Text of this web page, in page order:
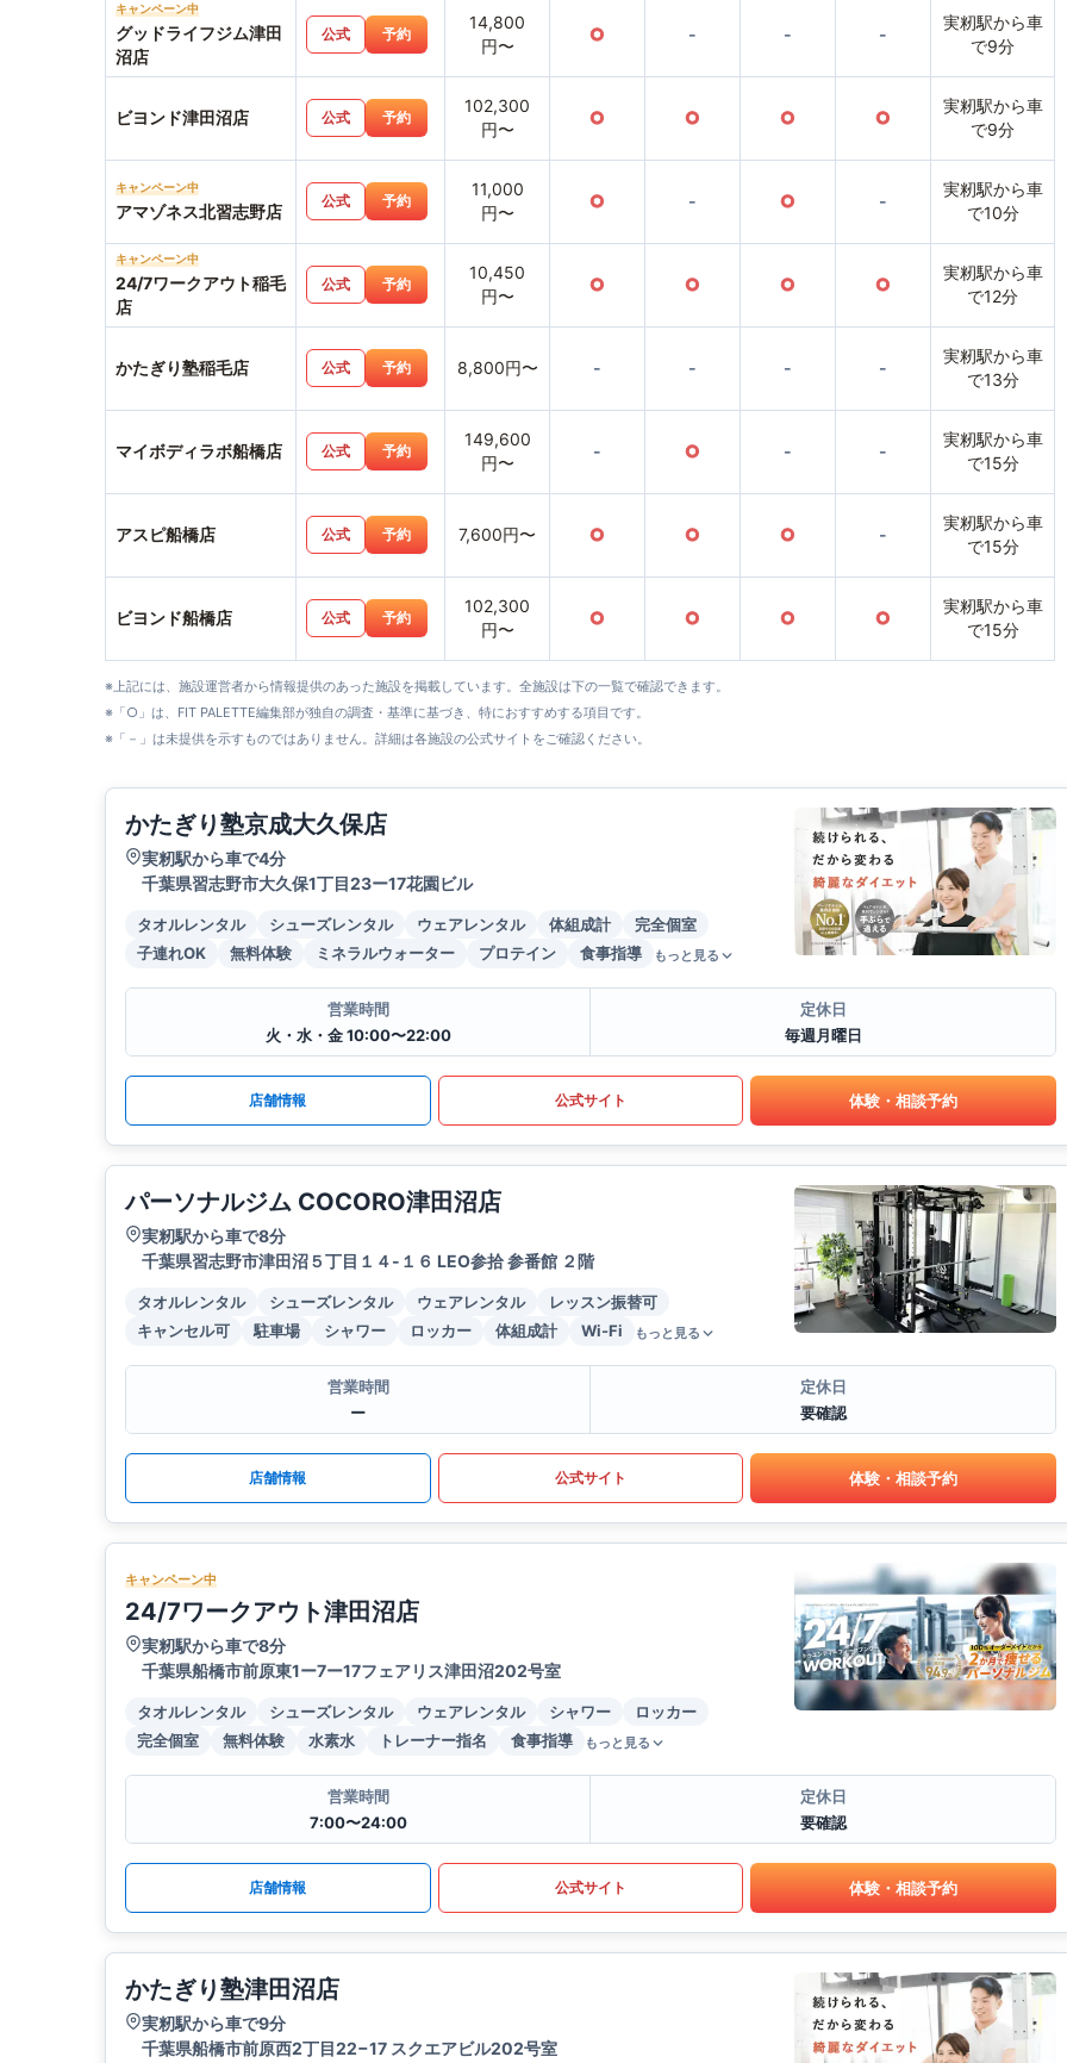
キャンペーン中
グッドライフジム津田
沼店
公式 予約
14,800
円〜
○ - - -
実籾駅から車
で9分
ビヨンド津田沼店 公式 予約
102,300
円〜
○ ○ ○ ○
実籾駅から車
で9分
キャンペーン中
アマゾネス北習志野店
公式 予約
11,000
円〜
○ - ○ -
実籾駅から車
で10分
キャンペーン中
24/7ワークアウト稲毛
店
公式 予約
10,450
円〜
○ ○ ○ ○
実籾駅から車
で12分
かたぎり塾稲毛店 公式 予約 8,800円〜 - - - -
実籾駅から車
で13分
マイボディラボ船橋店 公式 予約
149,600
円〜
- ○ - -
実籾駅から車
で15分
アスピ船橋店 公式 予約 7,600円〜 ○ ○ ○ -
実籾駅から車
で15分
ビヨンド船橋店 公式 予約
102,300
円〜
○ ○ ○ ○
実籾駅から車
で15分
※上記には、施設運営者から情報提供のあった施設を掲載しています。全施設は下の一覧で確認できます。
※「○」は、FIT PALETTE編集部が独自の調査・基準に基づき、特におすすめする項目です。
※「－」は未提供を示すものではありません。詳細は各施設の公式サイトをご確認ください。
かたぎり塾京成大久保店
実籾駅から車で4分
千葉県習志野市大久保1丁目23ー17花園ビル
タオルレンタル シューズレンタル ウェアレンタル 体組成計
完全個室
子連れOK
無料体験 ミネラルウォーター プロテイン 食事指導 もっと見る
営業時間
火・水・金 10:00〜22:00
定休日
毎週月曜日
店舗情報 公式サイト 体験・相談予約
パーソナルジム COCORO津田沼店
実籾駅から車で8分
千葉県習志野市津田沼５丁目１４-１６ LEO参拾 参番館 ２階
タオルレンタル シューズレンタル ウェアレンタル
レッスン振替可
キャンセル可
駐車場 シャワー ロッカー 体組成計 Wi-Fi もっと見る
営業時間
ー
定休日
要確認
店舗情報 公式サイト 体験・相談予約
キャンペーン中
24/7ワークアウト津田沼店
実籾駅から車で8分
千葉県船橋市前原東1ー7ー17フェアリス津田沼202号室
タオルレンタル シューズレンタル ウェアレンタル シャワー
ロッカー
完全個室
無料体験 水素水 トレーナー指名 食事指導 もっと見る
営業時間
7:00〜24:00
定休日
要確認
店舗情報 公式サイト 体験・相談予約
かたぎり塾津田沼店
実籾駅から車で9分
千葉県船橋市前原西2丁目22−17 スクエアビル202号室